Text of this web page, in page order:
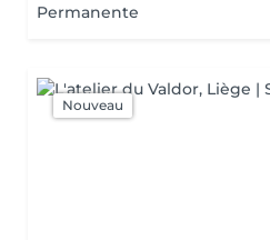
Permanente
Nouveau